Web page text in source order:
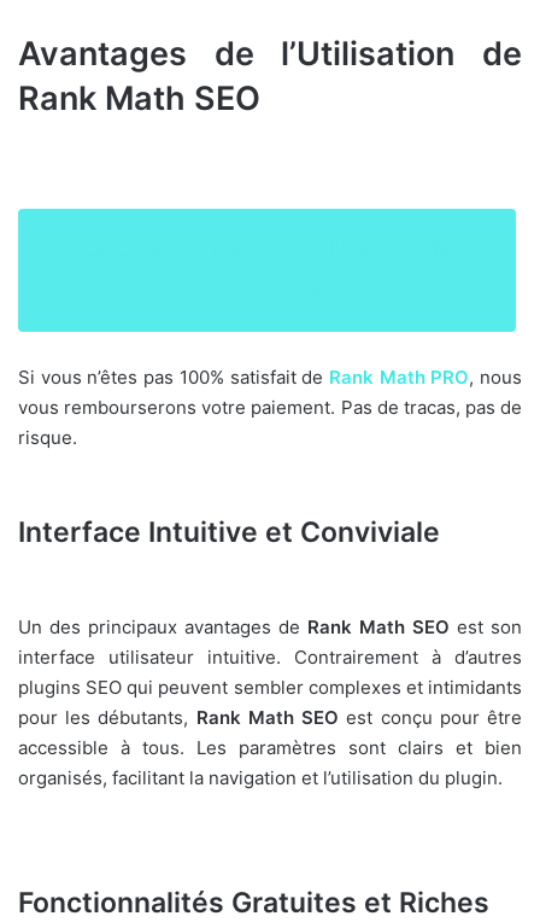
Avantages de l’Utilisation de
Rank Math SEO
Si vous n’êtes pas 100% satisfait de Rank Math PRO, nous
vous rembourserons votre paiement. Pas de tracas, pas de
risque.
Interface Intuitive et Conviviale
Un des principaux avantages de Rank Math SEO est son
interface utilisateur intuitive. Contrairement à d’autres
plugins SEO qui peuvent sembler complexes et intimidants
pour les débutants, Rank Math SEO est conçu pour être
accessible à tous. Les paramètres sont clairs et bien
organisés, facilitant la navigation et l’utilisation du plugin.
Fonctionnalités Gratuites et Riches